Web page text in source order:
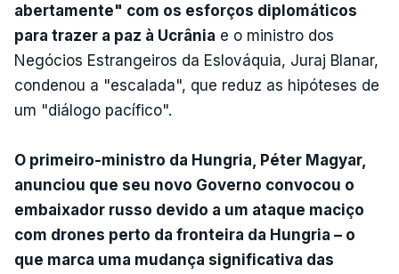
abertamente" com os esforços diplomáticos
para trazer a paz à Ucrânia e o ministro dos
Negócios Estrangeiros da Eslováquia, Juraj Blanar,
condenou a "escalada", que reduz as hipóteses de
um "diálogo pacífico".
O primeiro-ministro da Hungria, Péter Magyar,
anunciou que seu novo Governo convocou o
embaixador russo devido a um ataque maciço
com drones perto da fronteira da Hungria – o
que marca uma mudança significativa das